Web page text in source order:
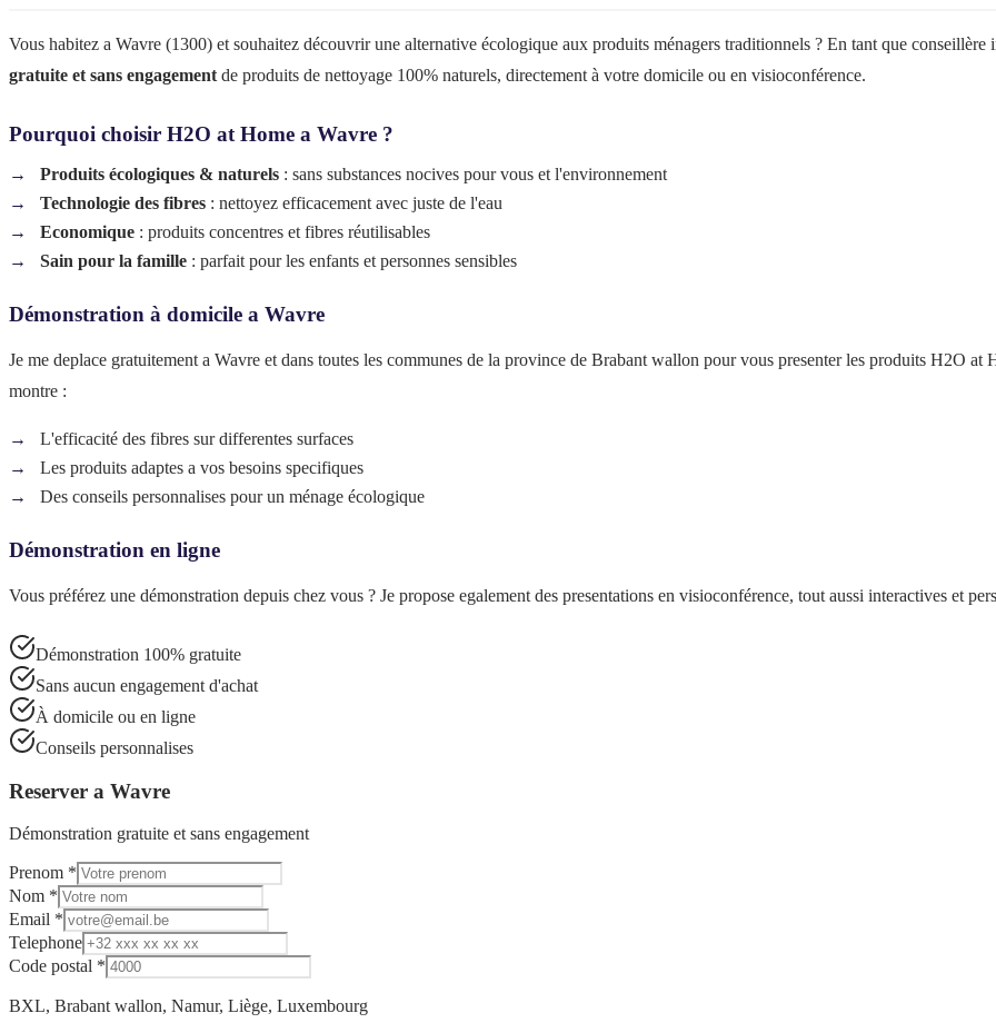
Vous habitez a Wavre (1300) et souhaitez découvrir une alternative écologique aux produits ménagers traditionnels ? En tant que
gratuite et sans engagement de produits de nettoyage 100% naturels, directement à votre domicile ou en visioconférence.
Pourquoi choisir H2O at Home a Wavre ?
Produits écologiques & naturels : sans substances nocives pour vous et l'environnement
Technologie des fibres : nettoyez efficacement avec juste de l'eau
Economique : produits concentres et fibres réutilisables
Sain pour la famille : parfait pour les enfants et personnes sensibles
Démonstration à domicile a Wavre
Je me deplace gratuitement a Wavre et dans toutes les communes de la province de Brabant wallon pour vous presenter les produits H2O at
montre :
L'efficacité des fibres sur differentes surfaces
Les produits adaptes a vos besoins specifiques
Des conseils personnalises pour un ménage écologique
Démonstration en ligne
Vous préférez une démonstration depuis chez vous ? Je propose egalement des presentations en visioconférence, tout aussi interactives et
Démonstration 100% gratuite
Sans aucun engagement d'achat
À domicile ou en ligne
Conseils personnalises
Reserver a Wavre
Démonstration gratuite et sans engagement
Prenom *
Nom *
Email *
Telephone
Code postal *
BXL, Brabant wallon, Namur, Liège, Luxembourg